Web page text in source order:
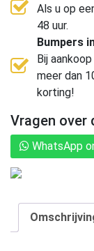
Als u op
48 uur.
Bumpers
Bij
meer dan
korting!
Vragen over
WhatsApp